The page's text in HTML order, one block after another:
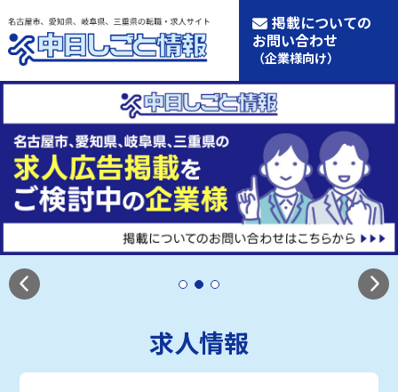
掲載についての
お問い合わせ
（企業様向け）
求人情報